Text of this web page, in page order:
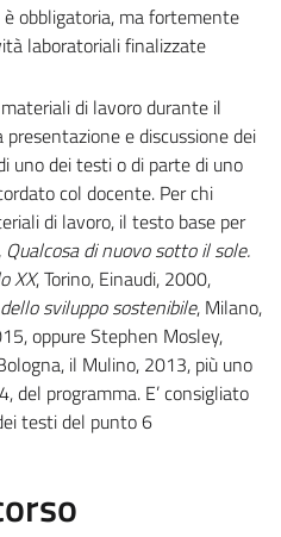
obbligatoria, ma fortemente
laboratoriali finalizzate
di lavoro durante il
e discussione dei
uno dei testi o di parte di uno
col docente. Per chi
di lavoro, il testo base per
Qualcosa di nuovo sotto il sole.
XX, Torino, Einaudi, 2000,
dello sviluppo sostenibile, Milano,
oppure Stephen Mosley,
il Mulino, 2013, più uno
del programma. E’ consigliato
testi del punto 6